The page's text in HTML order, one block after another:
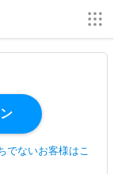
でないお客様はこ